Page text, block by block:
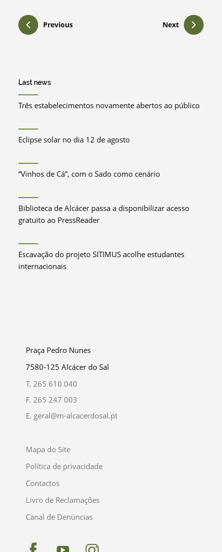
Previous Next
Last news
Três estabelecimentos novamente abertos ao público
Eclipse solar no dia 12 de agosto
“Vinhos de Cá”, com o Sado como cenário
Biblioteca de Alcácer passa a disponibilizar acesso
gratuito ao PressReader
Escavação do projeto SITIMUS acolhe estudantes
internacionais
Praça Pedro Nunes
7580-125 Alcácer do Sal
T. 265 610 040
F. 265 247 003
E. geral@m-alcacerdosal.pt
Mapa do Site
Política de privacidade
Contactos
Livro de Reclamações
Canal de Denúncias